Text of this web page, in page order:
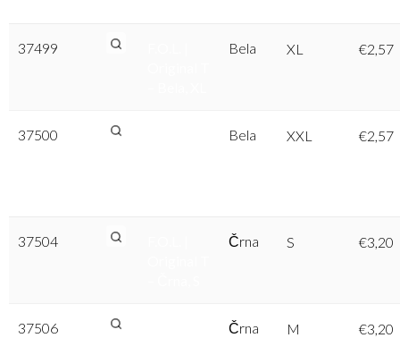
37499 Bela XL €2,57
37500 Bela XXL €2,57
37504 Črna S €3,20
37506 Črna M €3,20